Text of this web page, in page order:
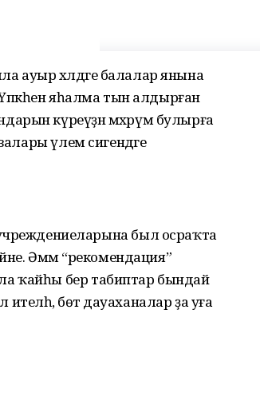
ауыр хәлдәге балалар янына
Үпкәһен яһалма тын алдырған
күреүҙән мәхрүм булырға
үлем сигендәге
был осраҡта
Әммә “рекомендация”
ла ҡайһы бер табиптар бындай
бөтә дауаханалар ҙа уға